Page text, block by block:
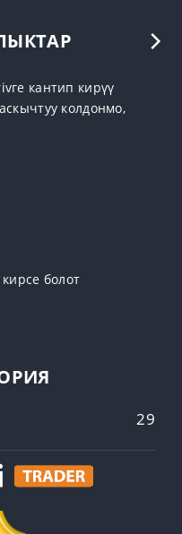
кантип кирүү
колдонмо,
жана
болот
29